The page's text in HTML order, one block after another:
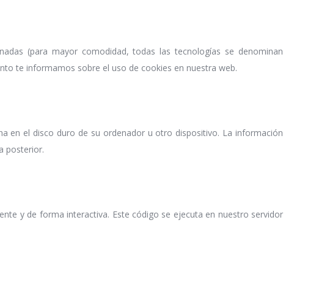
(para mayor comodidad, todas las tecnologías se denominan
te informamos sobre el uso de cookies en nuestra web.
en el disco duro de su ordenador u otro dispositivo. La información
posterior.
y de forma interactiva. Este código se ejecuta en nuestro servidor